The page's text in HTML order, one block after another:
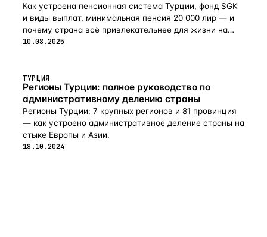
Как устроена пенсионная система Турции, фонд SGK
и виды выплат, минимальная пенсия 20 000 лир — и
почему страна всё привлекательнее для жизни на
пенсии в 2026-м.
10.08.2025
ТУРЦИЯ
Регионы Турции: полное руководство по
административному делению страны
Регионы Турции: 7 крупных регионов и 81 провинция
— как устроено административное деление страны на
стыке Европы и Азии.
18.10.2024